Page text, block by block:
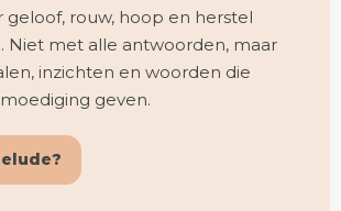
geloof, rouw, hoop en herstel
Niet met alle antwoorden, maar
inzichten en woorden die
geven.